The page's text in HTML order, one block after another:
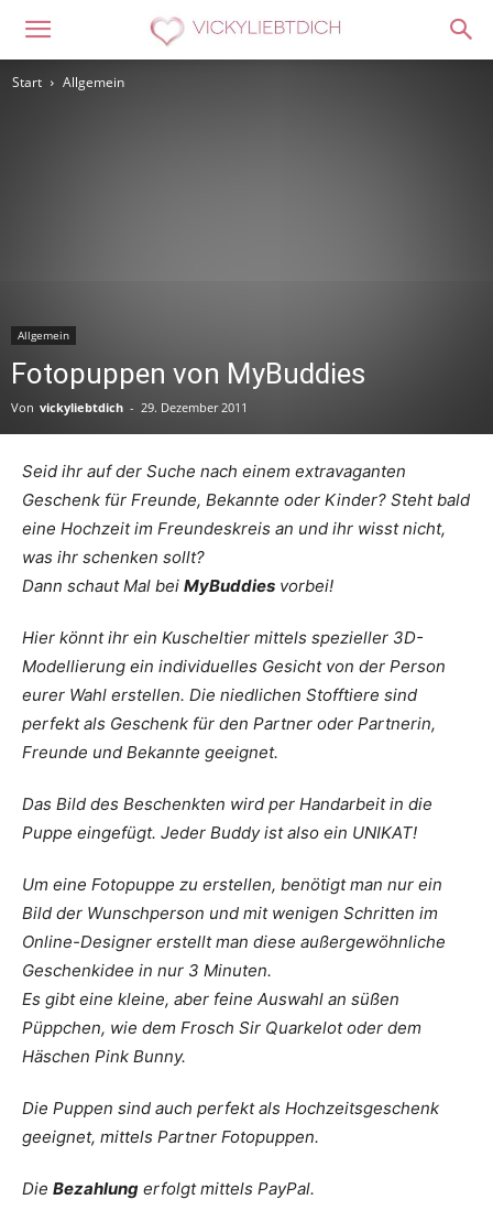
Start Allgemein
Allgemein
Fotopuppen von MyBuddies
Von vickyliebtdich - 29. Dezember 2011
Seid ihr auf der Suche nach einem extravaganten
Geschenk für Freunde, Bekannte oder Kinder? Steht bald
eine Hochzeit im Freundeskreis an und ihr wisst nicht,
was ihr schenken sollt?
Dann schaut Mal bei MyBuddies vorbei!
Hier könnt ihr ein Kuscheltier mittels spezieller 3D-
Modellierung ein individuelles Gesicht von der Person
eurer Wahl erstellen. Die niedlichen Stofftiere sind
perfekt als Geschenk für den Partner oder Partnerin,
Freunde und Bekannte geeignet.
Das Bild des Beschenkten wird per Handarbeit in die
Puppe eingefügt. Jeder Buddy ist also ein UNIKAT!
Um eine Fotopuppe zu erstellen, benötigt man nur ein
Bild der Wunschperson und mit wenigen Schritten im
Online-Designer erstellt man diese außergewöhnliche
Geschenkidee in nur 3 Minuten.
Es gibt eine kleine, aber feine Auswahl an süßen
Püppchen, wie dem Frosch Sir Quarkelot oder dem
Häschen Pink Bunny.
Die Puppen sind auch perfekt als Hochzeitsgeschenk
geeignet, mittels Partner Fotopuppen.
Die Bezahlung erfolgt mittels PayPal.